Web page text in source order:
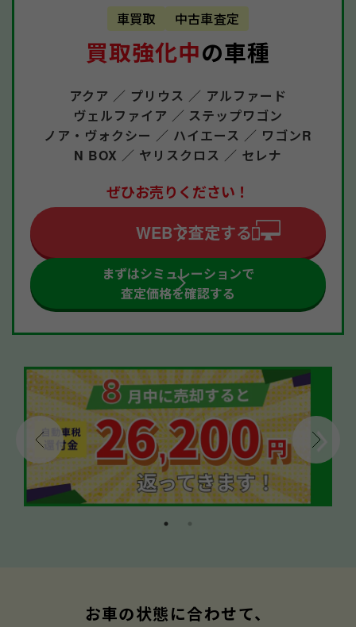
車買取 中古車査定
買取強化中の車種
アクア ／ プリウス ／ アルファード
ヴェルファイア ／ ステップワゴン
ノア・ヴォクシー ／ ハイエース ／ ワゴンR
N BOX ／ ヤリスクロス ／ セレナ
ぜひお売りください！
WEBで査定する
まずはシミュレーションで
査定価格を確認する
お車の状態に合わせて、